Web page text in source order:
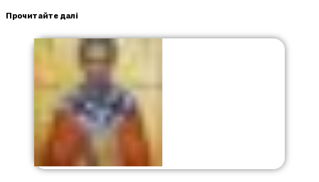
Прочитайте далі